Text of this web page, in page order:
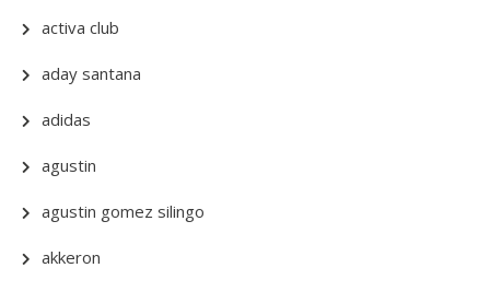
activa club
aday santana
adidas
agustin
agustin gomez silingo
akkeron